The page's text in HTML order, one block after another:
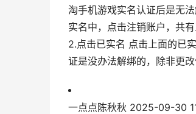
淘手机游戏实名认证后是无
实名中，点击注销账户，共
2.点击已实名 点击上面的已
证是没办法解绑的，除非更
一点点陈秋秋 2025-09-30